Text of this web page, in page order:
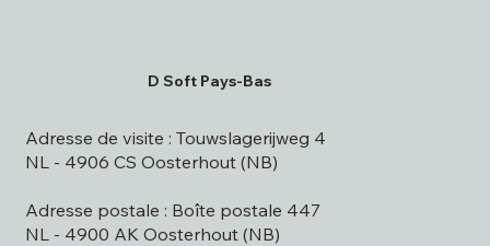
D Soft Pays-Bas
Adresse de visite : Touwslagerijweg 4
NL - 4906 CS Oosterhout (NB)
Adresse postale : Boîte postale 447
NL - 4900 AK Oosterhout (NB)